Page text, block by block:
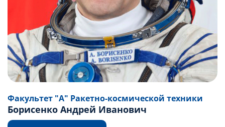
Факультет "А" Ракетно-космической техники
Борисенко Андрей Иванович